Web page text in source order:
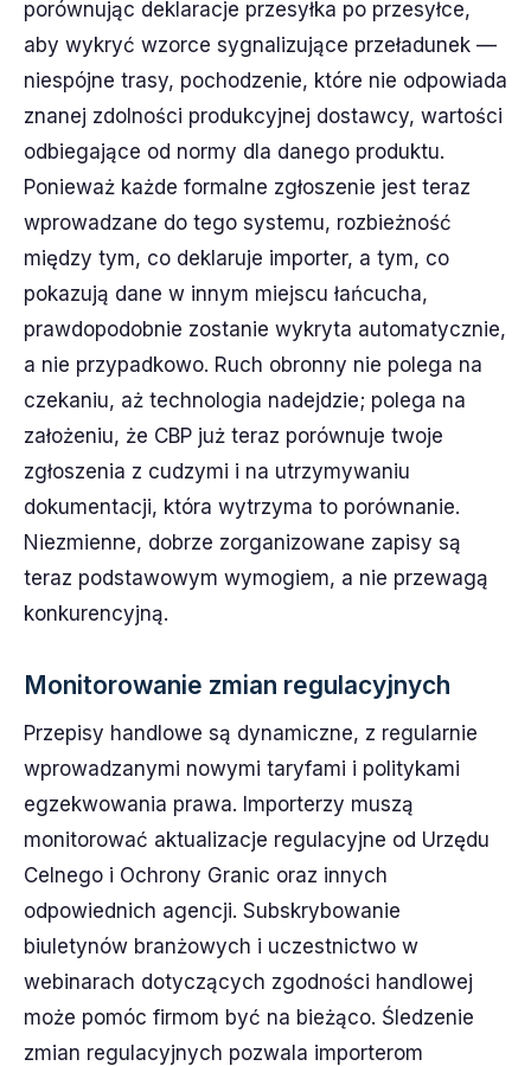
porównując deklaracje przesyłka po przesyłce,
aby wykryć wzorce sygnalizujące przeładunek —
niespójne trasy, pochodzenie, które nie odpowiada
znanej zdolności produkcyjnej dostawcy, wartości
odbiegające od normy dla danego produktu.
Ponieważ każde formalne zgłoszenie jest teraz
wprowadzane do tego systemu, rozbieżność
między tym, co deklaruje importer, a tym, co
pokazują dane w innym miejscu łańcucha,
prawdopodobnie zostanie wykryta automatycznie,
a nie przypadkowo. Ruch obronny nie polega na
czekaniu, aż technologia nadejdzie; polega na
założeniu, że CBP już teraz porównuje twoje
zgłoszenia z cudzymi i na utrzymywaniu
dokumentacji, która wytrzyma to porównanie.
Niezmienne, dobrze zorganizowane zapisy są
teraz podstawowym wymogiem, a nie przewagą
konkurencyjną.
Monitorowanie zmian regulacyjnych
Przepisy handlowe są dynamiczne, z regularnie
wprowadzanymi nowymi taryfami i politykami
egzekwowania prawa. Importerzy muszą
monitorować aktualizacje regulacyjne od Urzędu
Celnego i Ochrony Granic oraz innych
odpowiednich agencji. Subskrybowanie
biuletynów branżowych i uczestnictwo w
webinarach dotyczących zgodności handlowej
może pomóc firmom być na bieżąco. Śledzenie
zmian regulacyjnych pozwala importerom